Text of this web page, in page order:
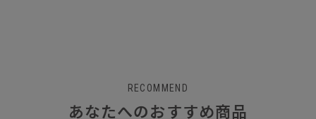
RECOMMEND
あなたへのおすすめ商品